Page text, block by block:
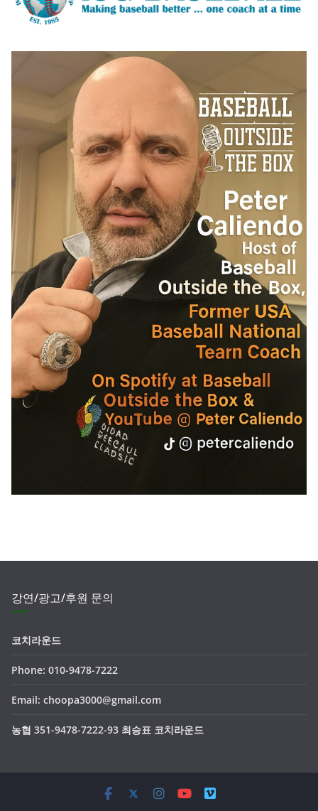
강연/광고/후원 문의
코치라운드
Phone: 010-9478-7222
Email: choopa3000@gmail.com
농협 351-9478-7222-93 최승표 코치라운드